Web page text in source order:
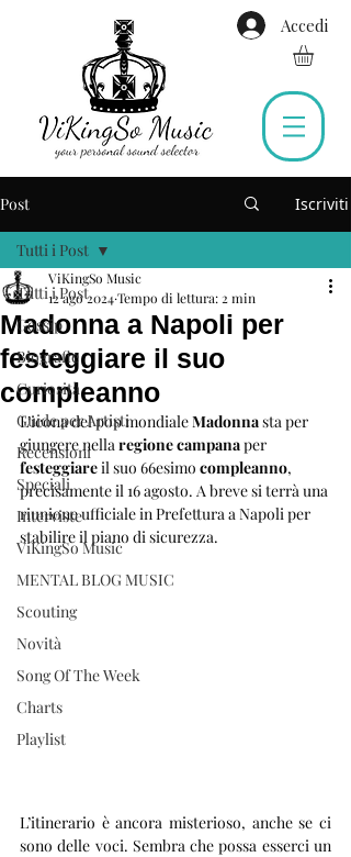
Accedi
Post Iscriviti
Tutti i Post
Gossip
Biografie
Curiosità
Guide per Artisti
Recensioni
Speciali
Interviste
ViKingSo Music
MENTAL BLOG MUSIC
Scouting
Novità
Song Of The Week
Charts
Playlist
Tutti i Post
Madonna a Napoli per
festeggiare il suo
compleanno
ViKingSo Music
12 ago 2024Tempo di lettura: 2 min
L’icona del pop mondiale Madonna sta per
giungere nella regione campana per
festeggiare il suo 66esimo compleanno,
precisamente il 16 agosto. A breve si terrà una
riunione ufficiale in Prefettura a Napoli per
stabilire il piano di sicurezza.
L’itinerario è ancora misterioso, anche se ci